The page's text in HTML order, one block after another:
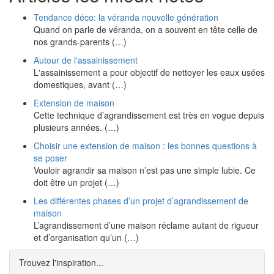
Tendance déco: la véranda nouvelle génération
Quand on parle de véranda, on a souvent en tête celle de
nos grands-parents (…)
Autour de l'assainissement
L'assainissement a pour objectif de nettoyer les eaux usées
domestiques, avant (…)
Extension de maison
Cette technique d’agrandissement est très en vogue depuis
plusieurs années. (…)
Choisir une extension de maison : les bonnes questions à
se poser
Vouloir agrandir sa maison n’est pas une simple lubie. Ce
doit être un projet (…)
Les différentes phases d’un projet d’agrandissement de
maison
L’agrandissement d’une maison réclame autant de rigueur
et d’organisation qu’un (…)
Trouvez l'inspiration...